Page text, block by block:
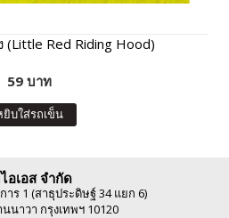
Red Riding Hood)
59 บาท
บใส่รถเข็น
อเอส จำกัด
ร 1 (สาธุประดิษฐ์ 34 แยก 6)
นาวา กรุงเทพฯ 10120